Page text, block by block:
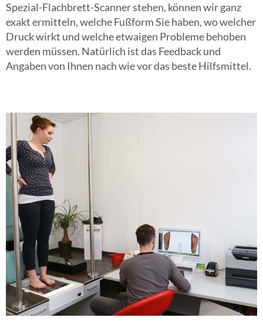
Spezial-Flachbrett-Scanner stehen, können wir ganz
exakt ermitteln, welche Fußform Sie haben, wo welcher
Druck wirkt und welche etwaigen Probleme behoben
werden müssen. Natürlich ist das Feedback und
Angaben von Ihnen nach wie vor das beste Hilfsmittel.